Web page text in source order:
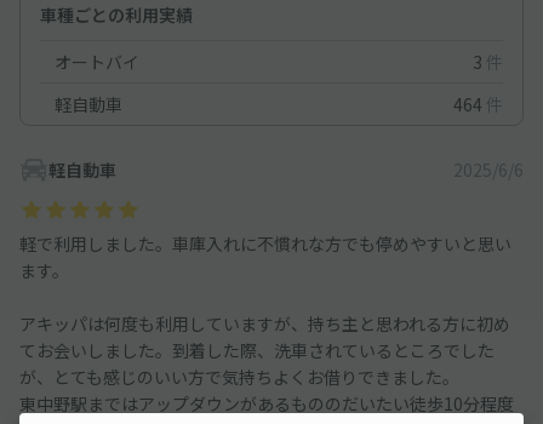
車種ごとの利用実績
オートバイ
3 件
軽自動車
464 件
軽自動車 2025/6/6
軽で利用しました。車庫入れに不慣れな方でも停めやすいと思い
ます。
アキッパは何度も利用していますが、持ち主と思われる方に初め
てお会いしました。到着した際、洗車されているところでした
が、とても感じのいい方で気持ちよくお借りできました。
東中野駅まではアップダウンがあるもののだいたい徒歩10分程度